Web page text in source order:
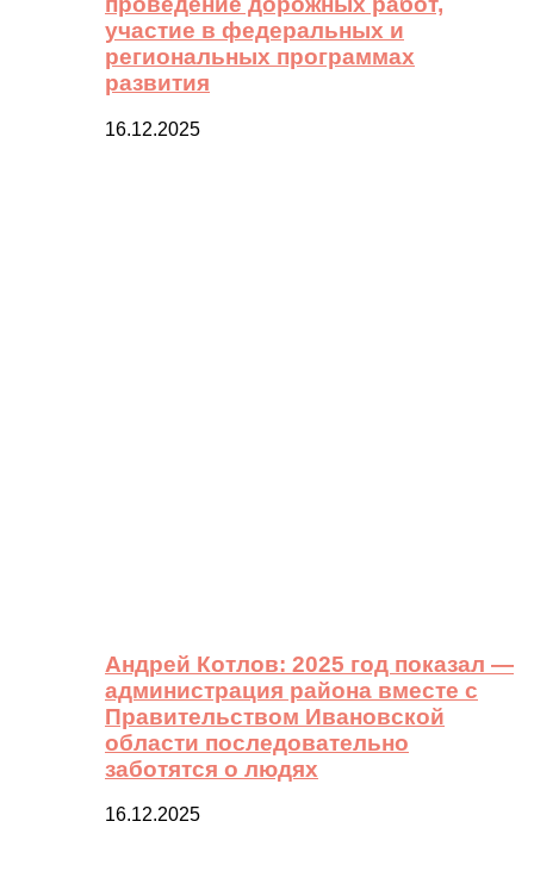
участие в федеральных и
региональных программах
развития
16.12.2025
Андрей Котлов: 2025 год показал —
администрация района вместе с
Правительством Ивановской
области последовательно
заботятся о людях
16.12.2025